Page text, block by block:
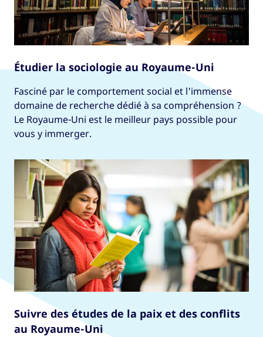
Étudier la sociologie au Royaume-Uni
Fasciné par le comportement social et l'immense
domaine de recherche dédié à sa compréhension ?
Le Royaume-Uni est le meilleur pays possible pour
vous y immerger.
Suivre des études de la paix et des conflits
au Royaume-Uni